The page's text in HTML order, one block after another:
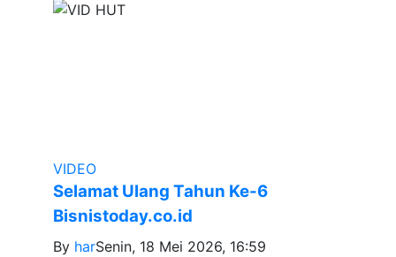
VIDEO
Selamat Ulang Tahun Ke-6
Bisnistoday.co.id
By harSenin, 18 Mei 2026, 16:59